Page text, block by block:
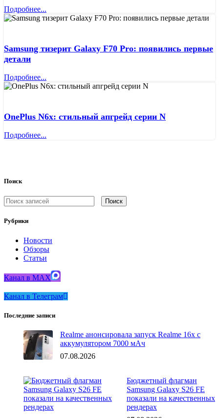
Подробнее...
Samsung тизерит Galaxy F70 Pro: появились первые
детали
Подробнее...
OnePlus N6x: стильный апгрейд серии N
Подробнее...
Поиск
Поиск
Рубрики
Новости
Обзоры
Статьи
Канал в MAX
Канал в Телеграм
Последние записи
Realme анонсировала запуск Realme 16x с
аккумулятором 7000 мАч
07.08.2026
Бюджетный флагман
Samsung Galaxy S26 FE
показали на качественных
рендерах